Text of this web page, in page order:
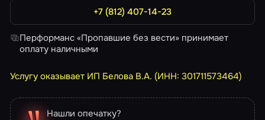
+7 (812) 407-14-23
Перформанс «Пропавшие без вести» принимает
оплату наличными
Услугу оказывает ИП Белова В.А. (ИНН: 301711573464)
Нашли опечатку?